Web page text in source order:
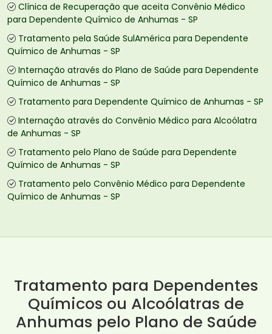
Clínica de Recuperação que aceita Convênio Médico
para Dependente Químico de Anhumas - SP
Tratamento pela Saúde SulAmérica para Dependente
Químico de Anhumas - SP
Internação através do Plano de Saúde para Dependente
Químico de Anhumas - SP
Tratamento para Dependente Químico de Anhumas - SP
Internação através do Convênio Médico para Alcoólatra
de Anhumas - SP
Tratamento pelo Plano de Saúde para Dependente
Químico de Anhumas - SP
Tratamento pelo Convênio Médico para Dependente
Químico de Anhumas - SP
Tratamento para Dependentes
Químicos ou Alcoólatras de
Anhumas pelo Plano de Saúde